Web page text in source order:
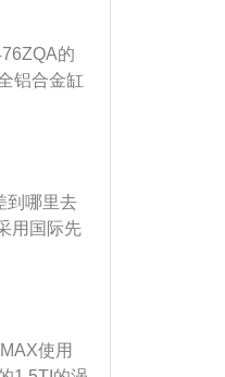
。国产
趣的车友
格栅，
相得益
收。全新
几乎应有
还可
的
铝合金缸
全新音阶
华琥珀
征着轻奢
12.8英寸
除了日
，
变速箱
见的前麦
到哪里去
用国际先
、功率
使用